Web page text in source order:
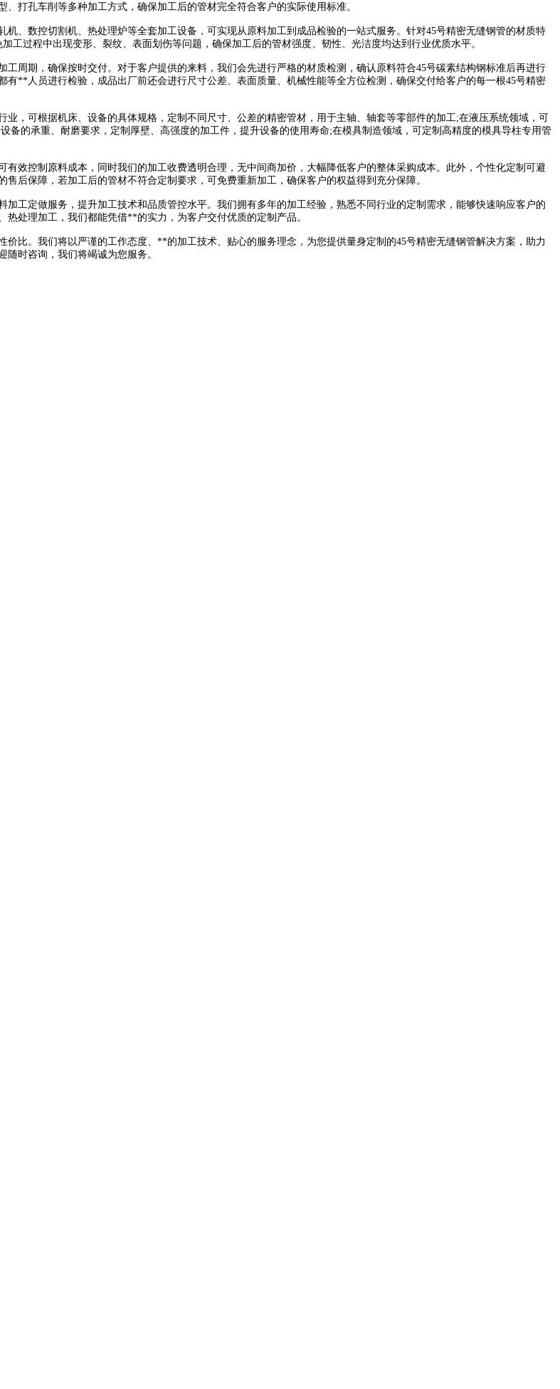
打孔车削等多种加工方式，确保加工后的管材完全符合客户的实际使用标准。
数控切割机、热处理炉等全套加工设备，可实现从原料加工到成品检验的一站式服务。针对45号精密无缝钢管的材质特
过程中出现变形、裂纹、表面划伤等问题，确保加工后的管材强度、韧性、光洁度均达到行业优质水平。
期，确保按时交付。对于客户提供的来料，我们会先进行严格的材质检测，确认原料符合45号碳素结构钢标准后再进行
**人员进行检验，成品出厂前还会进行尺寸公差、表面质量、机械性能等全方位检测，确保交付给客户的每一根45号精密
可根据机床、设备的具体规格，定制不同尺寸、公差的精密管材，用于主轴、轴套等零部件的加工;在液压系统领域，可
的承重、耐磨要求，定制厚壁、高强度的加工件，提升设备的使用寿命;在模具制造领域，可定制高精度的模具导柱专用管
控制原料成本，同时我们的加工收费透明合理，无中间商加价，大幅降低客户的整体采购成本。此外，个性化定制可避
后保障，若加工后的管材不符合定制要求，可免费重新加工，确保客户的权益得到充分保障。
定做服务，提升加工技术和品质管控水平。我们拥有多年的加工经验，熟悉不同行业的定制需求，能够快速响应客户的
处理加工，我们都能凭借**的实力，为客户交付优质的定制产品。
。我们将以严谨的工作态度、**的加工技术、贴心的服务理念，为您提供量身定制的45号精密无缝钢管解决方案，助力
时咨询，我们将竭诚为您服务。